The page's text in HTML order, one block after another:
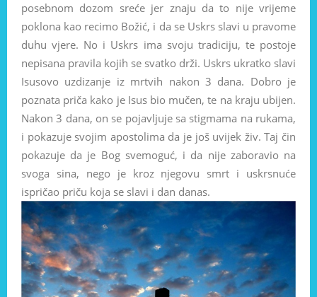
posebnom dozom sreće jer znaju da to nije vrijeme
poklona kao recimo Božić, i da se Uskrs slavi u pravome
duhu vjere. No i Uskrs ima svoju tradiciju, te postoje
nepisana pravila kojih se svatko drži. Uskrs ukratko slavi
Isusovo uzdizanje iz mrtvih nakon 3 dana. Dobro je
poznata priča kako je Isus bio mučen, te na kraju ubijen.
Nakon 3 dana, on se pojavljuje sa stigmama na rukama,
i pokazuje svojim apostolima da je još uvijek živ. Taj čin
pokazuje da je Bog svemoguć, i da nije zaboravio na
svoga sina, nego je kroz njegovu smrt i uskrsnuće
ispričao priču koja se slavi i dan danas.